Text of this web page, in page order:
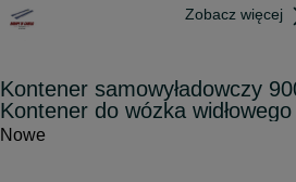
Zobacz więcej
Kontener samowyładowczy
Kontener do wózka widłowego
Nowe